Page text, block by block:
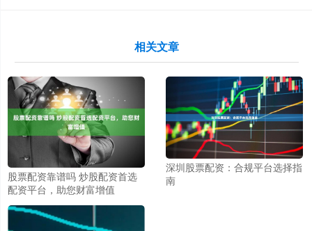
相关文章
股票配资靠谱吗 炒股配资首选
配资平台，助您财富增值
深圳股票配资：合规平台选择指
南